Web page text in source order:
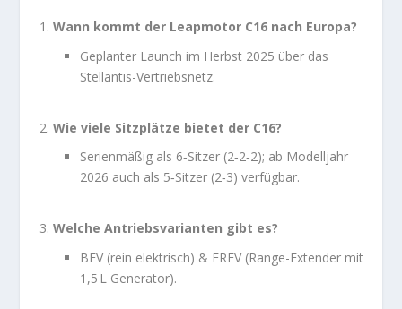
Wann kommt der Leapmotor C16 nach Europa?
Geplanter Launch im Herbst 2025 über das
Stellantis-Vertriebsnetz.
Wie viele Sitzplätze bietet der C16?
Serienmäßig als 6‑Sitzer (2‑2‑2); ab Modelljahr
2026 auch als 5‑Sitzer (2‑3) verfügbar.
Welche Antriebsvarianten gibt es?
BEV (rein elektrisch) & EREV (Range-Extender mit
1,5 L Generator).